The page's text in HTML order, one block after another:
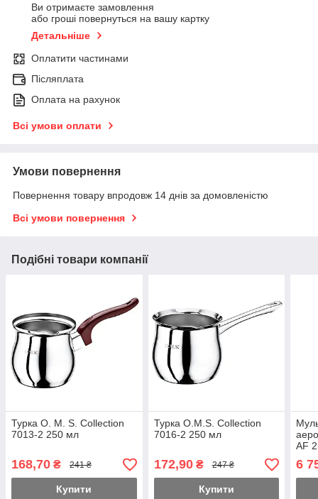
Ви отримаєте замовлення
або гроші повернуться на вашу картку
Детальніше
Оплатити частинами
Післяплата
Оплата на рахунок
Всі умови оплати
Умови повернення
Повернення товару впродовж 14 днів за домовленістю
Всі умови повернення
Подібні товари компанії
Турка O. M. S. Collection
7013-2 250 мл
168,70 ₴ 241 ₴
Купити
Турка O.M.S. Collection
7016-2 250 мл
172,90₴ 247 ₴
Купити
AF
6